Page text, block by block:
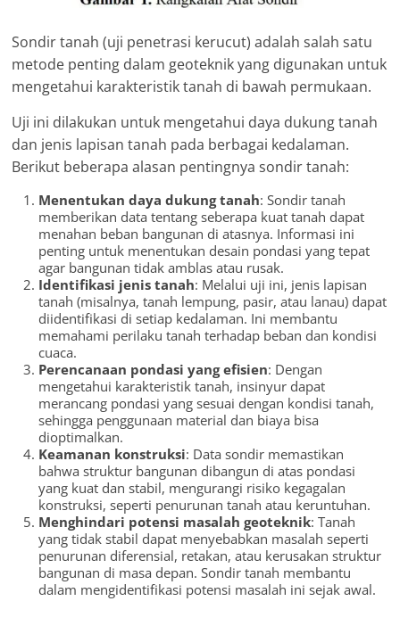
Sondir tanah (uji penetrasi kerucut) adalah salah satu
metode penting dalam geoteknik yang digunakan untuk
mengetahui karakteristik tanah di bawah permukaan.
Uji ini dilakukan untuk mengetahui daya dukung tanah
dan jenis lapisan tanah pada berbagai kedalaman.
Berikut beberapa alasan pentingnya sondir tanah:
Menentukan daya dukung tanah: Sondir tanah
memberikan data tentang seberapa kuat tanah dapat
menahan beban bangunan di atasnya. Informasi ini
penting untuk menentukan desain pondasi yang tepat
agar bangunan tidak amblas atau rusak.
Identifikasi jenis tanah: Melalui uji ini, jenis lapisan
tanah (misalnya, tanah lempung, pasir, atau lanau) dapat
diidentifikasi di setiap kedalaman. Ini membantu
memahami perilaku tanah terhadap beban dan kondisi
cuaca.
Perencanaan pondasi yang efisien: Dengan
mengetahui karakteristik tanah, insinyur dapat
merancang pondasi yang sesuai dengan kondisi tanah,
sehingga penggunaan material dan biaya bisa
dioptimalkan.
Keamanan konstruksi: Data sondir memastikan
bahwa struktur bangunan dibangun di atas pondasi
yang kuat dan stabil, mengurangi risiko kegagalan
konstruksi, seperti penurunan tanah atau keruntuhan.
Menghindari potensi masalah geoteknik: Tanah
yang tidak stabil dapat menyebabkan masalah seperti
penurunan diferensial, retakan, atau kerusakan struktur
bangunan di masa depan. Sondir tanah membantu
dalam mengidentifikasi potensi masalah ini sejak awal.